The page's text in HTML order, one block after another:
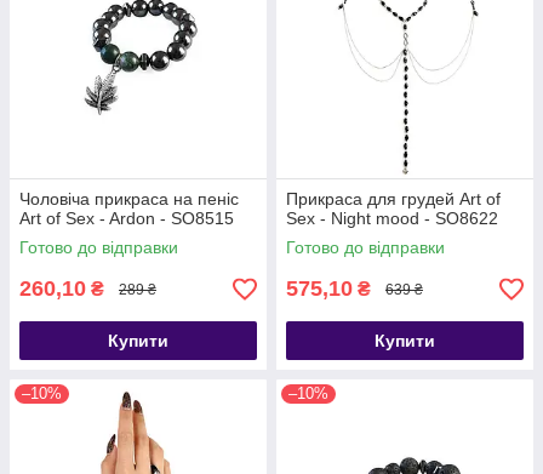
Чоловіча прикраса на пеніс
Art of Sex - Ardon - SO8515
Готово до відправки
260,10 ₴ 289 ₴
Купити
Прикраса для грудей Art of
Sex - Night mood - SO8622
Готово до відправки
575,10 ₴ 639 ₴
Купити
–10% –10%